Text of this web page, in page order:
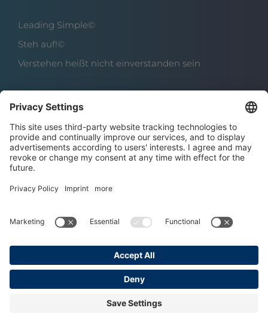
Leading Simple©
Steh auf!©
Verstehen heißt nicht einverstanden sein
Über das Institut
Boris Grundl
Das Team
DatenschutzImpressumAGBs
Copyright © 2025 Grundl Institut
Made with ♥ by